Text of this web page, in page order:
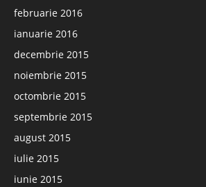
februarie 2016
ianuarie 2016
decembrie 2015
noiembrie 2015
octombrie 2015
septembrie 2015
august 2015
iulie 2015
iunie 2015